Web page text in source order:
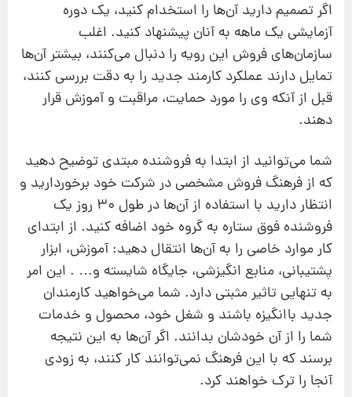
اگر تصمیم دارید آن‌ها را استخدام کنید، یک دوره
آزمایشی یک ماهه به آنان پیشنهاد کنید. اغلب
سازمان‌های فروش این رویه را دنبال می‌کنند، بیشتر آن‌ها
تمایل دارند عملکرد کارمند جدید را به دقت بررسی کنند،
قبل از آنکه وی را مورد حمایت، مراقبت و آموزش قرار
دهند.
شما می‌توانید از ابتدا به فروشنده مبتدی توضیح دهید
که از فرهنگ فروش مشخصی در شرکت خود برخوردارید و
انتظار دارید با استفاده از آن‌ها در طول 30 روز یک
فروشنده فوق ستاره به گروه خود اضافه کنید. از ابتدای
کار موارد خاصی را به آن‌ها انتقال دهید: آموزش، ابزار
پشتیبانی، منابع انگیزشی، جایگاه شایسته و… . این امر
به تنهایی تاثیر مثبتی دارد. شما می‌خواهید کارمندان
جدید باانگیزه باشند و شغل خود، محصول و خدمات
شما را از آن خودشان بدانند. اگر آن‌ها به این نتیجه
برسند که با این فرهنگ نمی‌توانند کار کنند، به زودی
آنجا را ترک خواهند کرد.